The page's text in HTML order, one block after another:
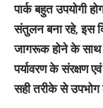
पार्क बहुत उपयोगी
संतुलन बना रहे, इस
जागरूक होने के साथ
पर्यावरण के संरक्षण
सही तरीके से उपभोग